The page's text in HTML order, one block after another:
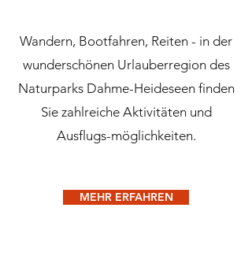
Wandern, Bootfahren, Reiten - in der
wunderschönen Urlauberregion des
Naturparks Dahme-Heideseen finden
Sie zahlreiche Aktivitäten und
Ausflugs-möglichkeiten.
MEHR ERFAHREN